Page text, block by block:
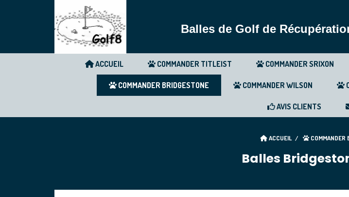
Balles de Golf de
ACCUEIL COMMANDER TITLEIST COMMANDER SRIXON
COMMANDER BRIDGESTONE COMMANDER WILSON
AVIS CLIENTS
ACCUEIL COMMANDER
Balles